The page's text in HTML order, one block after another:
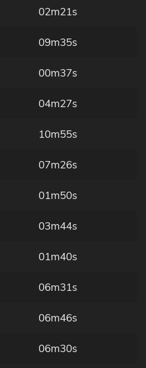
02m21s
09m35s
00m37s
04m27s
10m55s
07m26s
01m50s
03m44s
01m40s
06m31s
06m46s
06m30s